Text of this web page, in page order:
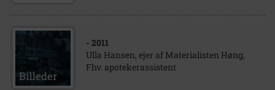
- 2011
Ulla Hansen, ejer af Materialisten Høng,
Fhv. apotekerassistent